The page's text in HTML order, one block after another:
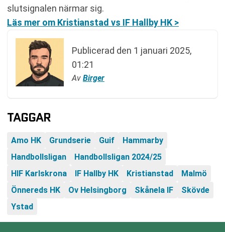
slutsignalen närmar sig.
Läs mer om Kristianstad vs IF Hallby HK >
Publicerad den 1 januari 2025,
01:21
Av Birger
TAGGAR
Amo HK Grundserie Guif
Hammarby
Handbollsligan
Handbollsligan 2024/25
HIF Karlskrona
IF Hallby HK Kristianstad
Malmö
Önnereds HK
Ov Helsingborg Skånela IF
Skövde
Ystad